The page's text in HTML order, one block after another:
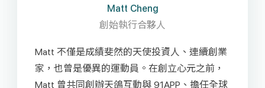
Matt Cheng
創始執行合夥人
Matt 不僅是成績斐然的天使投資人、連續創業
家，也曾是優異的運動員。在創立心元之前，
Matt 曾共同創辦天鴿互動與 91APP、擔任全球